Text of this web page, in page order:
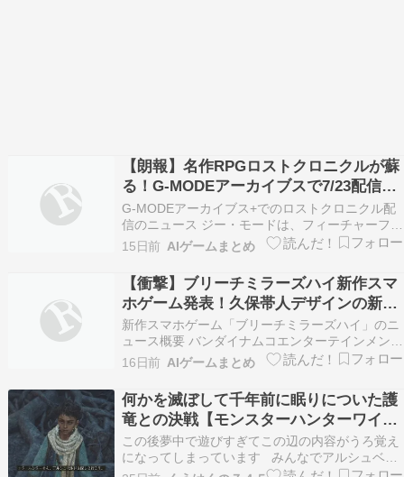
【朗報】名作RPGロストクロニクルが蘇
る！G-MODEアーカイブスで7/23配信開
始
G-MODEアーカイブス+でのロストクロニクル配
信のニュース ジー・モードは、フィーチャーフォ
ン向けゲームを当時のまま復刻するプロジェクト
であるジー・モードアーカイブスプラスにて、フ
ァンタジーRPGロストクロニクルの配信を発表し
ました。 本作はニンテンドースイッチとスチーム
向けに…
15日前 AIゲームまとめ
【衝撃】ブリーチミラーズハイ新作スマ
ホゲーム発表！久保帯人デザインの新人
隊士3名が参戦決定
新作スマホゲーム「ブリーチミラーズハイ」のニ
ュース概要 バンダイナムコエンターテインメント
は、スマートフォン向け新作ゲームであるブリー
チミラーズハイに、原作者の久保帯人氏がデザイ
ンした新たな新人隊士3名が登場することを発表
しました。 今回公開されたのはジュリンナ・ナ
ル、ハンドウ・…
16日前 AIゲームまとめ
何かを滅ぼして千年前に眠りについた護
竜との決戦【モンスターハンターワイル
ズ その７】
この後夢中で遊びすぎてこの辺の内容がうろ覚え
になってしまっています みんなでアルシュベル
ドを探しに行ったんだったかな？ モンスター